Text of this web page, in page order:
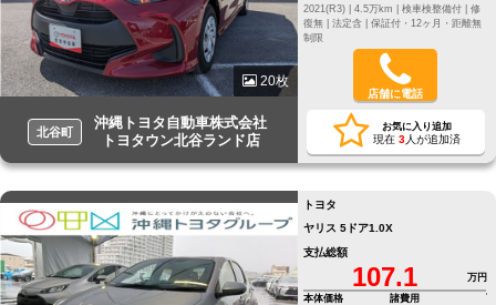
20枚
北谷町
沖縄トヨタ自動車株式会社
トヨタウン北谷ランド店
2021(R3) |
4.5万km | 検車検整備付 | 修
復無 | 法定含 | 保証付・12ヶ月・距離無
制限
店舗に電話
お気に入り追加
現在 3人が追加済
トヨタ
ヤリス 5ドア1.0X
支払総額
107.1
万円
本体価格
諸費用